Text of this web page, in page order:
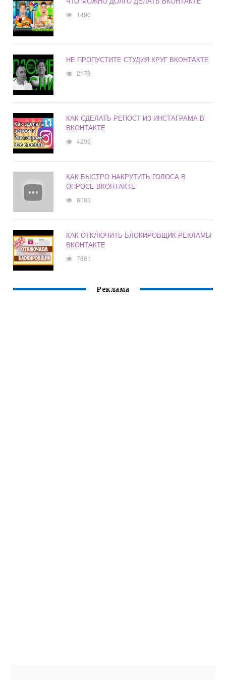
1490
НЕ ПРОПУСТИТЕ СТУДИЯ КРУГ ВКОНТАКТЕ
2178
КАК СДЕЛАТЬ РЕПОСТ ИЗ ИНСТАГРАМА В
ВКОНТАКТЕ
4299
КАК БЫСТРО НАКРУТИТЬ ГОЛОСА В
ОПРОСЕ ВКОНТАКТЕ
8083
КАК ОТКЛЮЧИТЬ БЛОКИРОВЩИК РЕКЛАМЫ
ВКОНТАКТЕ
7881
Реклама